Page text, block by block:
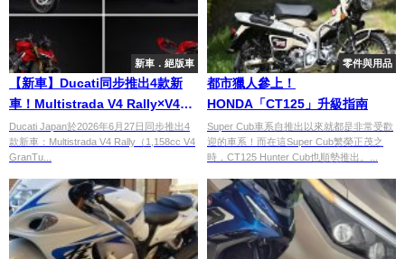
新車．絕版車
【新車】Ducati同步推出4款新
車！Multistrada V4 Rally×V4
RS×Panigale V4 S
Corse×Streetfighter V4 S
Corse 6月27日日本上市
Ducati Japan於2026年6月27日同步推出4
款新車：Multistrada V4 Rally（1,158cc V4
GranTu...
零件與用品
都市獵人參上！
HONDA「CT125」升級指南
Super Cub車系自推出以來就都是非常受歡
迎的車系！而在這Super Cub繁榮正茂之
時，CT125 Hunter Cub也順勢推出。...